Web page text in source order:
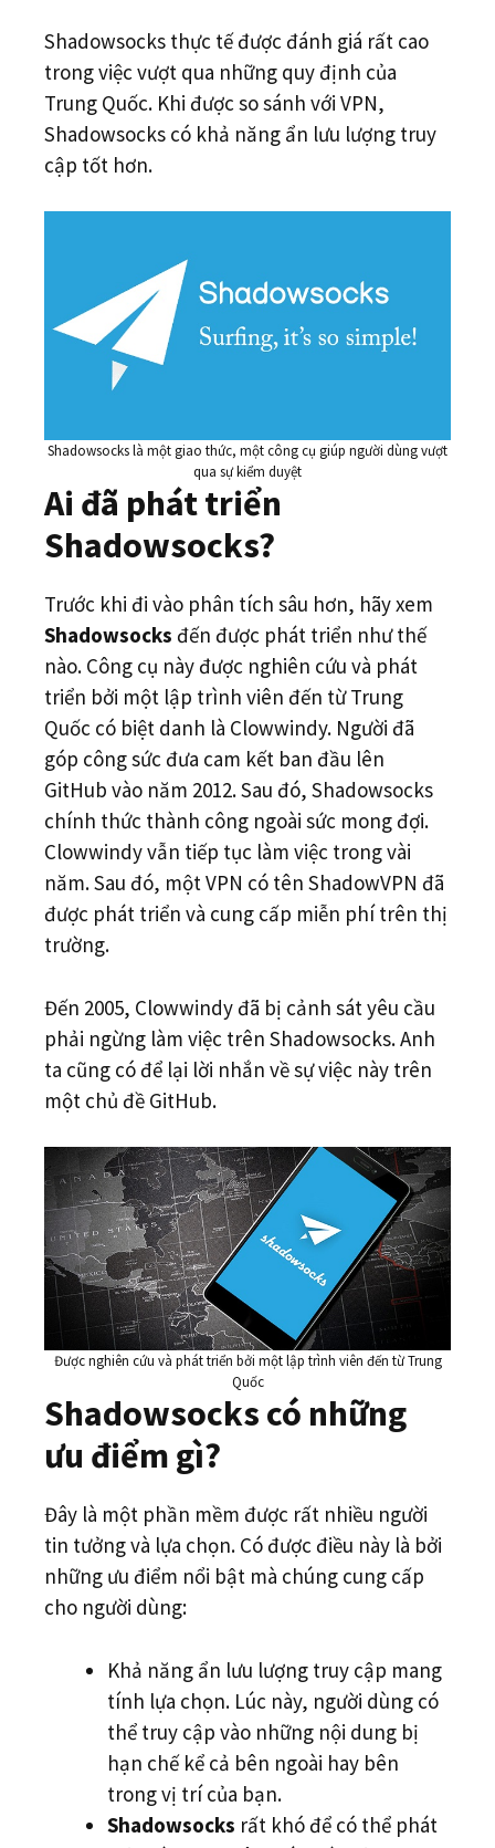
Shadowsocks thực tế được đánh giá rất cao
trong việc vượt qua những quy định của
Trung Quốc. Khi được so sánh với VPN,
Shadowsocks có khả năng ẩn lưu lượng truy
cập tốt hơn.
Shadowsocks là một giao thức, một công cụ giúp người dùng vượt
qua sự kiểm duyệt
Ai đã phát triển
Shadowsocks?
Trước khi đi vào phân tích sâu hơn, hãy xem
Shadowsocks đến được phát triển như thế
nào. Công cụ này được nghiên cứu và phát
triển bởi một lập trình viên đến từ Trung
Quốc có biệt danh là Clowwindy. Người đã
góp công sức đưa cam kết ban đầu lên
GitHub vào năm 2012. Sau đó, Shadowsocks
chính thức thành công ngoài sức mong đợi.
Clowwindy vẫn tiếp tục làm việc trong vài
năm. Sau đó, một VPN có tên ShadowVPN đã
được phát triển và cung cấp miễn phí trên thị
trường.
Đến 2005, Clowwindy đã bị cảnh sát yêu cầu
phải ngừng làm việc trên Shadowsocks. Anh
ta cũng có để lại lời nhắn về sự việc này trên
một chủ đề GitHub.
Được nghiên cứu và phát triển bởi một lập trình viên đến từ Trung
Quốc
Shadowsocks có những
ưu điểm gì?
Đây là một phần mềm được rất nhiều người
tin tưởng và lựa chọn. Có được điều này là bởi
những ưu điểm nổi bật mà chúng cung cấp
cho người dùng:
Khả năng ẩn lưu lượng truy cập mang
tính lựa chọn. Lúc này, người dùng có
thể truy cập vào những nội dung bị
hạn chế kể cả bên ngoài hay bên
trong vị trí của bạn.
Shadowsocks rất khó để có thể phát